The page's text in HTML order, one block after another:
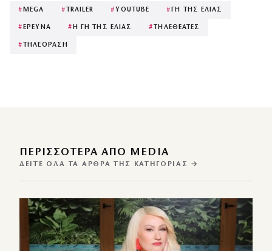
# MEGA # TRAILER # YOUTUBE # ΓΗ ΤΗΣ ΕΛΙΑΣ
# ΕΡΕΥΝΑ # Η ΓΗ ΤΗΣ ΕΛΙΑΣ # ΤΗΛΕΘΕΑΤΕΣ
# ΤΗΛΕΟΡΑΣΗ
ΠΕΡΙΣΣΌΤΕΡΑ ΑΠΌ MEDIA
ΔΕΊΤΕ ΌΛΑ ΤΑ ΆΡΘΡΑ ΤΗΣ ΚΑΤΗΓΟΡΊΑΣ →